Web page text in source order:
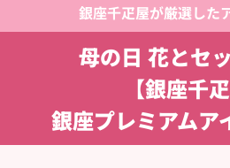
銀座千疋屋が厳選した
母の日 花とセ
【銀座千
銀座プレミアムア